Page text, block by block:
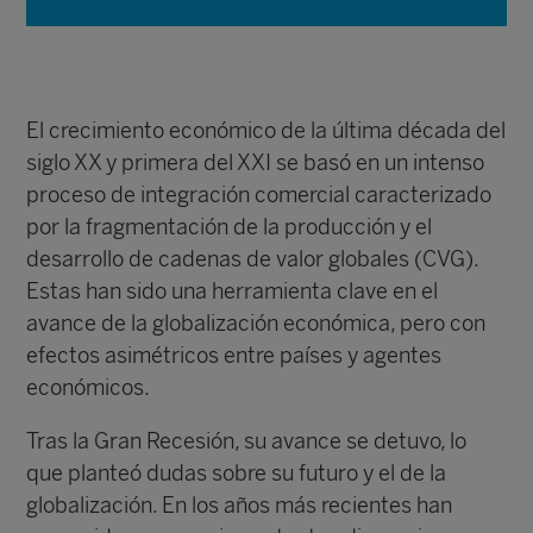
El crecimiento económico de la última década del
siglo XX y primera del XXI se basó en un intenso
proceso de integración comercial caracterizado
por la fragmentación de la producción y el
desarrollo de cadenas de valor globales (CVG).
Estas han sido una herramienta clave en el
avance de la globalización económica, pero con
efectos asimétricos entre países y agentes
económicos.
Tras la Gran Recesión, su avance se detuvo, lo
que planteó dudas sobre su futuro y el de la
globalización. En los años más recientes han